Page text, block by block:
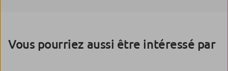
Vous pourriez aussi être intéressé par